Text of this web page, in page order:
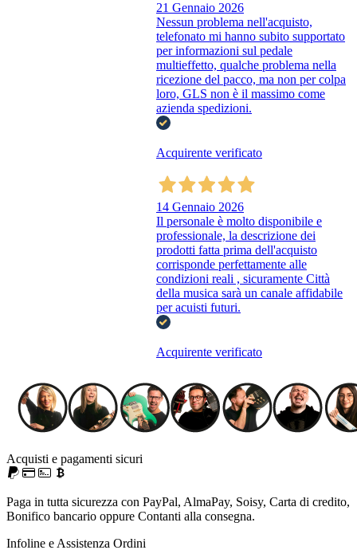
21 Gennaio 2026
Nessun problema nell'acquisto,
telefonato mi hanno subito supportato
per informazioni sul pedale
multieffetto, qualche problema nella
ricezione del pacco, ma non per colpa
loro, GLS non è il massimo come
azienda spedizioni.
Acquirente verificato
14 Gennaio 2026
Il personale è molto disponibile e
professionale, la descrizione dei
prodotti fatta prima dell'acquisto
corrisponde perfettamente alle
condizioni reali , sicuramente Città
della musica sarà un canale affidabile
per acuisti futuri.
Acquirente verificato
Acquisti e pagamenti sicuri
Paga in tutta sicurezza con PayPal, AlmaPay, Soisy, Carta di credito,
Bonifico bancario oppure Contanti alla consegna.
Infoline e Assistenza Ordini